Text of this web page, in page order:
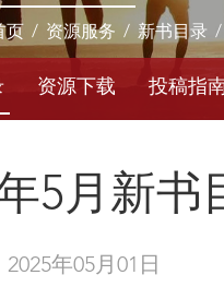
页 / 资源服务 / 新书目录 /
资源下载 投稿指
5月新书
年05月01日